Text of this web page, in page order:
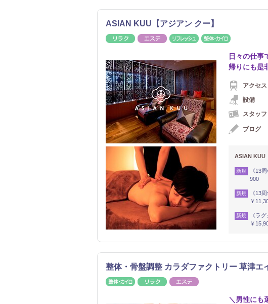
ASIAN KUU【アジアン クー】
リラク エステ リフレッシュ
日々の仕事
帰りにも是
アクセス
設備
スタッフ
ブログ
ASIAN KUU
新規
《13
900
新規
《13
￥
新規
《ラ
￥
整体・骨盤調整 カラダファクトリー 草津エ
整体・カイロリラク
＼男性にも